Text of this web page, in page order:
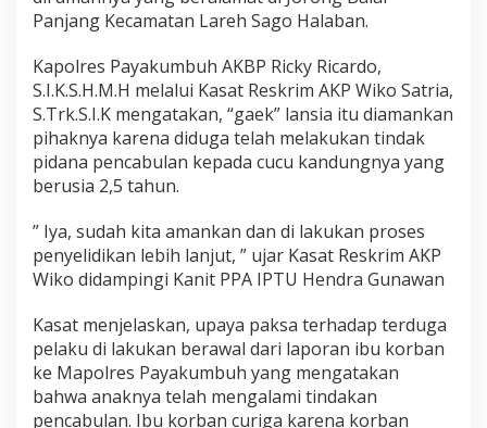
D
h
a
l
b
a
i
a
m
a
k
a
n
P
i
h
Panjang Kecamatan Lareh Sago Halaban.
Kapolres Payakumbuh AKBP Ricky Ricardo,
S.I.K.S.H.M.H melalui Kasat Reskrim AKP Wiko Satria,
S.Trk.S.I.K mengatakan, “gaek” lansia itu diamankan
pihaknya karena diduga telah melakukan tindak
pidana pencabulan kepada cucu kandungnya yang
berusia 2,5 tahun.
” Iya, sudah kita amankan dan di lakukan proses
penyelidikan lebih lanjut, ” ujar Kasat Reskrim AKP
Wiko didampingi Kanit PPA IPTU Hendra Gunawan
Kasat menjelaskan, upaya paksa terhadap terduga
pelaku di lakukan berawal dari laporan ibu korban
ke Mapolres Payakumbuh yang mengatakan
bahwa anaknya telah mengalami tindakan
pencabulan. Ibu korban curiga karena korban